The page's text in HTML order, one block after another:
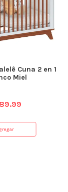
Cuna 2 en 1
Miel